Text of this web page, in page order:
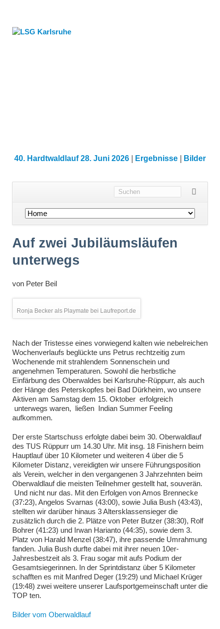
40. Hardtwaldlauf 28. Juni 2026 Ergebnisse Bilder
Navigation
Auf zwei Jubiläumsläufen
unterwegs
von Peter Beil
Ronja Becker als Playmate bei Laufreport.de
Nach der Tristesse eines vorwiegend kalten wie nebelreichen
Wochenverlaufs beglückte uns Petrus rechtzeitig zum
Wochenende mit strahlendem Sonnenschein und
angenehmen Temperaturen. Sowohl die herbstliche
Einfärbung des Oberwaldes bei Karlsruhe-Rüppurr, als auch
der Hänge des Peterskopfes bei Bad Dürkheim, wo unsere
Aktiven am Samstag dem 15. Oktober erfolgreich
unterwegs waren, ließen Indian Summer Feeling
aufkommen.
Der erste Startschuss erfolgte dabei beim 30. Oberwaldlauf
des TUS Rüppurr um 14.30 Uhr. Mit insg. 18 Finishern beim
Hauptlauf über 10 Kilometer und weiteren 4 über die 5
Kilometer Distanz, vereidigten wir unsere Führungsposition
als Verein, welcher in den vergangenen 3 Jahrzehnten beim
Oberwaldlauf die meisten Teilnehmer gestellt hat, souverän.
Und nicht nur das. Mit den Erfolgen von Amos Brennecke
(37:23), Angelos Svarnas (43:00), sowie Julia Bush (43:43),
stellten wir darüber hinaus 3 Altersklassensieger die
zusätzlich durch die 2. Plätze von Peter Butzer (38:30), Rolf
Bohrer (41:23) und Irwan Harianto (44:35), sowie dem 3.
Platz von Harald Menzel (38:47), ihre passende Umrahmung
fanden. Julia Bush durfte dabei mit ihrer neuen 10er-
Jahresbestzeit als 3. Frau sogar mit aufs Podium der
Gesamtsiegerinnen. In der Sprintdistanz über 5 Kilometer
schafften es mit Manfred Deger (19:29) und Michael Krüger
(19:48) zwei weitere unserer Laufsportgemeinschaft unter die
TOP ten.
Bilder vom Oberwaldlauf